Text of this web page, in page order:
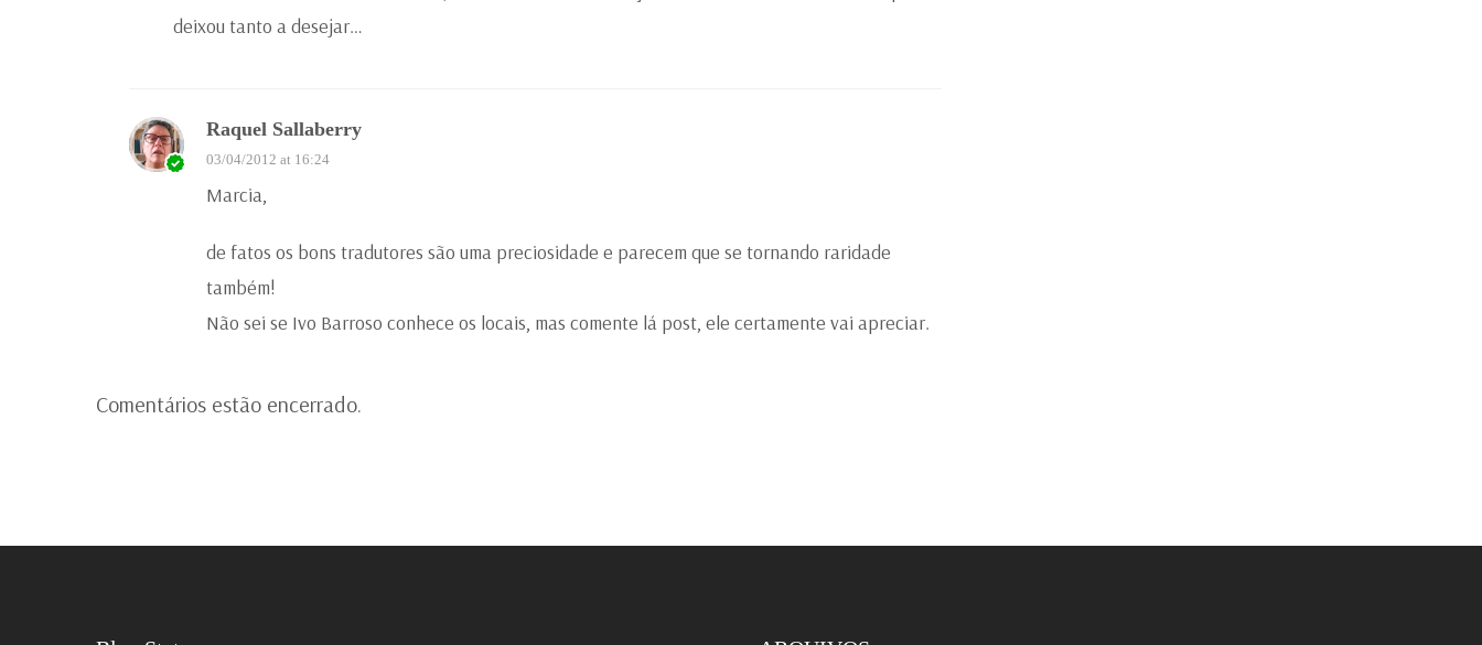
deixou tanto a desejar…
Raquel Sallaberry
03/04/2012 at 16:24
Marcia,
de fatos os bons tradutores são uma preciosidade e parecem que se tornando raridade
também!
Não sei se Ivo Barroso conhece os locais, mas comente lá post, ele certamente vai apreciar.
Comentários estão encerrado.